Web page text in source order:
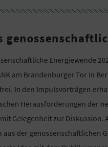
Energiewende
am Brandenburger Tor in
In den Impulsvorträgen
Herausforderungen der
Gelegenheit zur
der genossenschaftlichen